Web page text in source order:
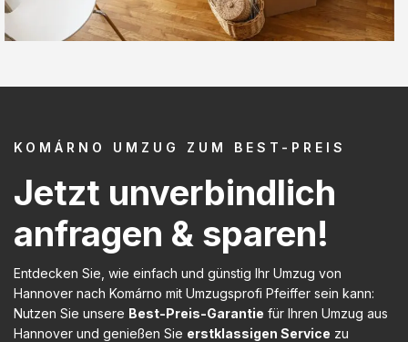
KOMÁRNO UMZUG ZUM BEST-PREIS
Jetzt unverbindlich
anfragen & sparen!
Entdecken Sie, wie einfach und günstig Ihr Umzug von
Hannover nach Komárno mit Umzugsprofi Pfeiffer sein kann:
Nutzen Sie unsere Best-Preis-Garantie für Ihren Umzug aus
Hannover und genießen Sie erstklassigen Service zu